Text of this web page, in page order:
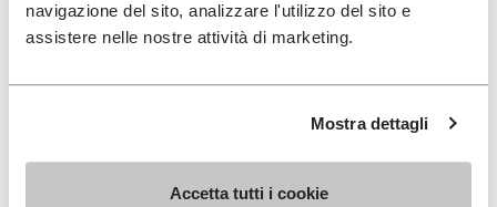
navigazione del sito, analizzare l'utilizzo del sito e
assistere nelle nostre attività di marketing.
Mostra dettagli
Accetta tutti i cookie
Breezandal